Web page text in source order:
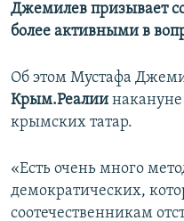
Джемилев призывает
более активными в
Об этом Мустафа
Крым.Реалии
крымских татар.
«Есть очень много
демократических,
соотечественникам